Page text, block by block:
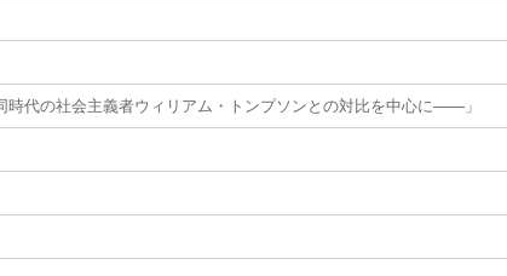
代の社会主義者ウィリアム・トンプソンとの対比を中心に——」